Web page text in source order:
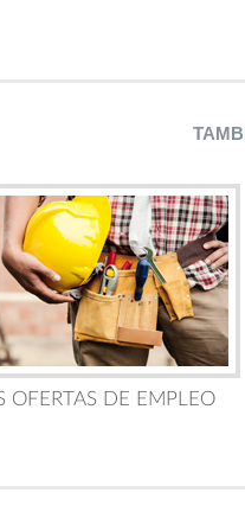
OFERTAS DE EMPLEO